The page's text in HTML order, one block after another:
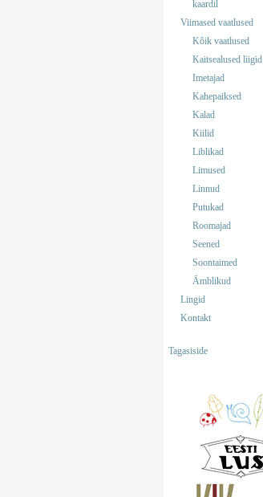
kaardil
Viimased vaatlused
Kõik vaatlused
Kaitsealused liigid
Imetajad
Kahepaiksed
Kalad
Kiilid
Liblikad
Limused
Linnud
Putukad
Roomajad
Seened
Soontaimed
Ämblikud
Lingid
Kontakt
Tagasiside